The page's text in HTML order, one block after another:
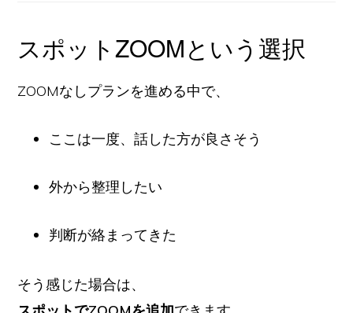
スポットZOOMという選択
ZOOMなしプランを進める中で、
ここは一度、話した方が良さそう
外から整理したい
判断が絡まってきた
そう感じた場合は、